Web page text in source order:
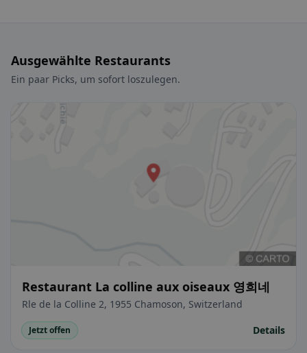
Ausgewählte Restaurants
Ein paar Picks, um sofort loszulegen.
Restaurant La colline aux oiseaux 영희네
Rle de la Colline 2, 1955 Chamoson, Switzerland
Jetzt offen Details